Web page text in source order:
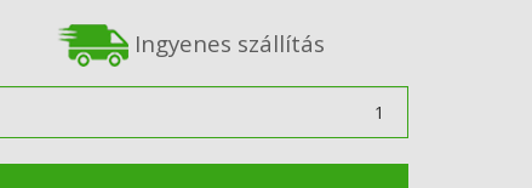
Ingyenes szállítás